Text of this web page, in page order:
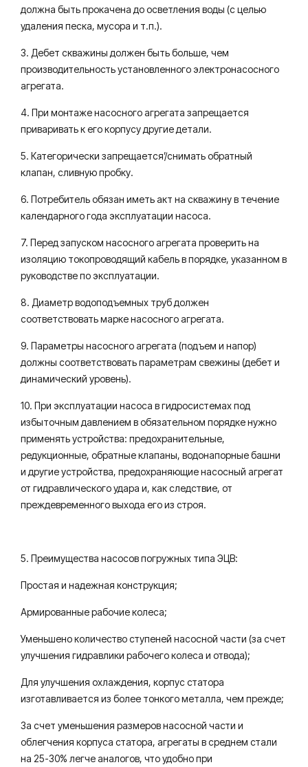
должна быть прокачена до осветления воды (с целью
удаления песка, мусора и т.п.).
3. Дебет скважины должен быть больше, чем
производительность установленного электронасосного
агрегата.
4. При монтаже насосного агрегата запрещается
приваривать к его корпусу другие детали.
5. Категорически запрещается’/снимать обратный
клапан, сливную пробку.
6. Потребитель обязан иметь акт на скважину в течение
календарного года эксплуатации насоса.
7. Перед запуском насосного агрегата проверить на
изоляцию токопроводящий кабель в порядке, указанном в
руководстве по эксплуатации.
8. Диаметр водоподъемных труб должен
соответствовать марке насосного агрегата.
9. Параметры насосного агрегата (подъем и напор)
должны соответствовать параметрам свежины (дебет и
динамический уровень).
10. При эксплуатации насоса в гидросистемах под
избыточным давлением в обязательном порядке нужно
применять устройства: предохранительные,
редукционные, обратные клапаны, водонапорные башни
и другие устройства, предохраняющие насосный агрегат
от гидравлического удара и, как следствие, от
преждевременного выхода его из строя.
5. Преимущества насосов погружных типа ЭЦВ:
Простая и надежная конструкция;
Армированные рабочие колеса;
Уменьшено количество ступеней насосной части (за счет
улучшения гидравлики рабочего колеса и отвода);
Для улучшения охлаждения, корпус статора
изготавливается из более тонкого металла, чем прежде;
За счет уменьшения размеров насосной части и
облегчения корпуса статора, агрегаты в среднем стали
на 25-30% легче аналогов, что удобно при